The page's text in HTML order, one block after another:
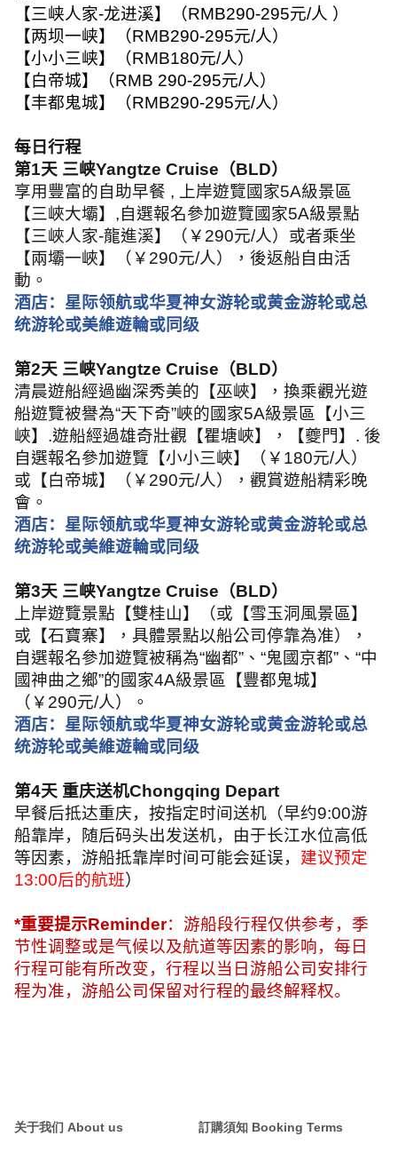
【三峡人家-龙进溪】（RMB290-295元/人 ）
【两坝一峡】（RMB290-295元/人）
【小小三峡】（RMB180元/人）
【白帝城】（RMB 290-295元/人）
【丰都鬼城】（RMB290-295元/人）
每日行程
第1天 三峡Yangtze Cruise （BLD）
享用豐富的自助早餐 , 上岸遊覽國家5A級景區
【三峽大壩】 ,自選報名參加遊覽國家5A級景點
【三峽人家-龍進溪】（￥ 290元/人）或者乘坐
【兩壩一峽】（￥ 290元/人），後返船自由活
動。
酒店：星际领航或华夏神女游轮或黄金游轮或总
统游轮或美維遊輪或同级
第2天 三峡Yangtze Cruise （BLD）
清晨遊船經過幽深秀美的【巫峽】，換乘觀光遊
船遊覽被譽為“天下奇”峽的國家5A級景區【小三
峽】 .遊船經過雄奇壯觀【瞿塘峽】，【夔門】 . 後
自選報名參加遊覽【小小三峽】（￥ 180元/人）
或【白帝城】（￥ 290元/人），觀賞遊船精彩晚
會。
酒店：星际领航或华夏神女游轮或黄金游轮或总
统游轮或美維遊輪或同级
第3天 三峡Yangtze Cruise （BLD）
上岸遊覽景點【雙桂山】（或【雪玉洞風景區】
或【石寶寨】，具體景點以船公司停靠為准），
自選報名參加遊覽被稱為“幽都” 、 “鬼國京都” 、 “中
國神曲之鄉”的國家4A級景區【豐都鬼城】
（￥ 290元/人）。
酒店：星际领航或华夏神女游轮或黄金游轮或总
统游轮或美維遊輪或同级
第4天 重庆送机Chongqing Depart
早餐后抵达重庆，按指定时间送机（早约9:00游
船靠岸，随后码头出发送机，由于长江水位高低
等因素，游船抵靠岸时间可能会延误， 建议预定
13:00后的航班）
*重要提示Reminder：游船段行程仅供参考，季
节性调整或是气候以及航道等因素的影响，每日
行程可能有所改变，行程以当日游船公司安排行
程为准，游船公司保留对行程的最终解释权。
关于我们 About us 訂購須知 Booking Terms